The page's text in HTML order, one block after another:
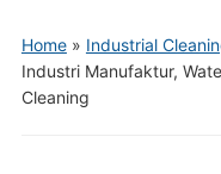
Home» Industrial
Industri Manufaktur,
Cleaning